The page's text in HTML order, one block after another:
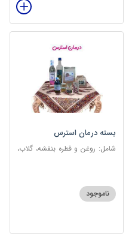
بسته درمان استرس
شامل: روغن و قطره بنفشه، گلاب،
گل، بهارنارنج، چای مبارک
ناموجود